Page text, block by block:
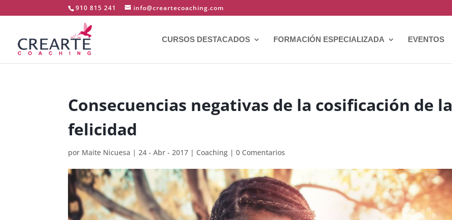
910 815 241 info@creartecoaching.com
CURSOS DESTACADOS FORMACIÓN ESPECIALIZADA EVENTOS
Consecuencias negativas de la cosificación de la
felicidad
por Maite Nicuesa |24 - Abr - 2017 | Coaching |0 Comentarios